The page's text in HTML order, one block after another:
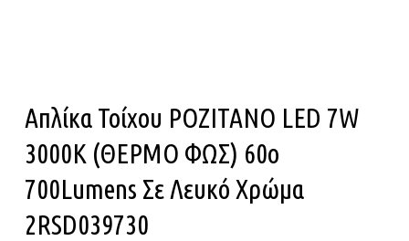
Απλίκα Τοίχου POZITANO LED 7W
3000K (ΘΕΡΜΟ ΦΩΣ) 60ο
700Lumens Σε Λευκό Χρώμα
2RSD039730